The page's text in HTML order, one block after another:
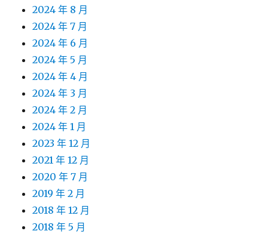
2024 年 8 月
2024 年 7 月
2024 年 6 月
2024 年 5 月
2024 年 4 月
2024 年 3 月
2024 年 2 月
2024 年 1 月
2023 年 12 月
2021 年 12 月
2020 年 7 月
2019 年 2 月
2018 年 12 月
2018 年 5 月